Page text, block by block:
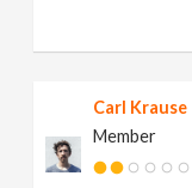
Carl Krause
Member